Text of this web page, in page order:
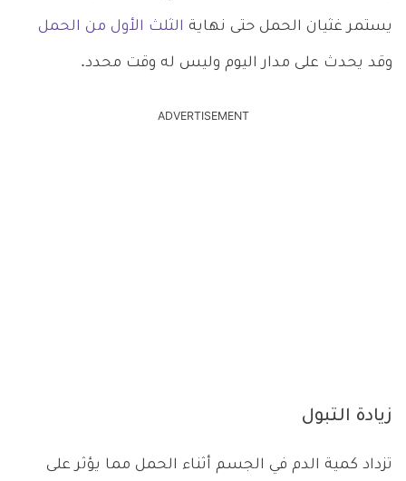
يستمر غثيان الحمل حتى نهاية الثلث الأول من الحمل
وقد يحدث على مدار اليوم وليس له وقت محدد.
ADVERTISEMENT
زيادة التبول
تزداد كمية الدم في الجسم أثناء الحمل مما يؤثر على